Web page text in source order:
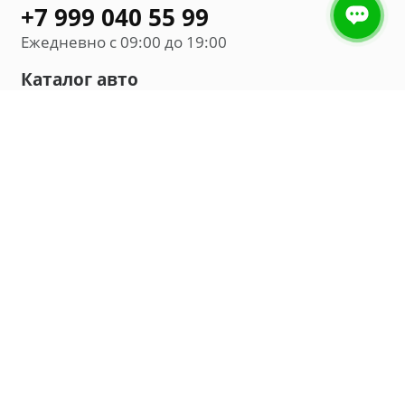
+7 999 040 55 99
Ежедневно с 09:00 до 19:00
Каталог авто